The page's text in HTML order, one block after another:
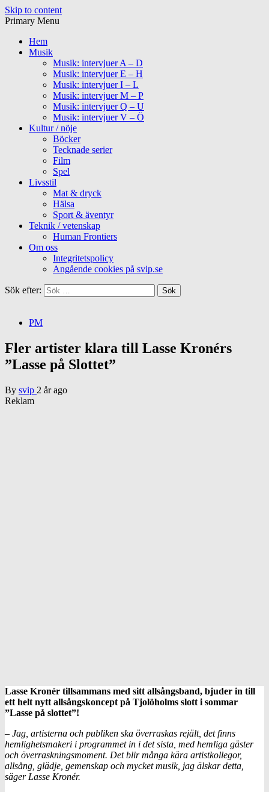
Skip to content
Primary Menu
Hem
Musik
Musik: intervjuer A – D
Musik: intervjuer E – H
Musik: intervjuer I – L
Musik: intervjuer M – P
Musik: intervjuer Q – U
Musik: intervjuer V – Ö
Kultur / nöje
Böcker
Tecknade serier
Film
Spel
Livsstil
Mat & dryck
Hälsa
Sport & äventyr
Teknik / vetenskap
Human Frontiers
Om oss
Integritetspolicy
Angående cookies på svip.se
Sök efter:
PM
Fler artister klara till Lasse Kronérs
”Lasse på Slottet”
By svip 2 år ago
Reklam
Lasse Kronér tillsammans med sitt allsångsband, bjuder in till
ett helt nytt allsångskoncept på Tjolöholms slott i sommar
”Lasse på slottet”!
– Jag, artisterna och publiken ska överraskas rejält, det finns
hemlighetsmakeri i programmet in i det sista, med hemliga gäster
och överraskningsmoment. Det blir många kära artistkollegor,
allsång, glädje, gemenskap och mycket musik, jag älskar detta,
säger Lasse Kronér.